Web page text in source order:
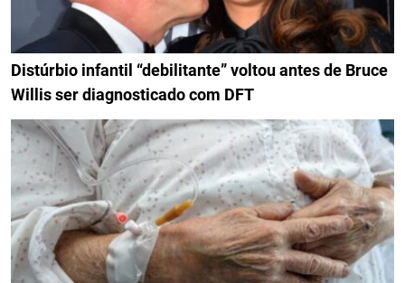
Distúrbio infantil “debilitante” voltou antes de Bruce
Willis ser diagnosticado com DFT